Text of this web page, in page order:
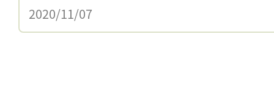
2020/11/07